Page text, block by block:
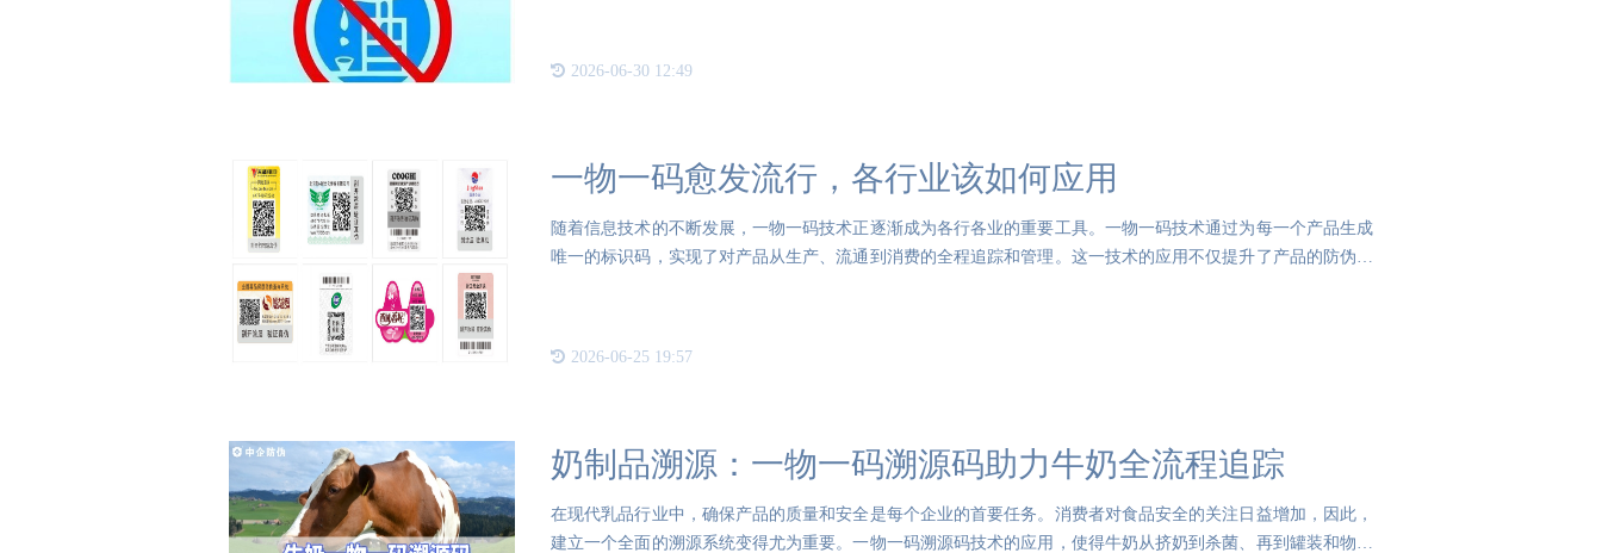
2026-06-30 12:49
一物一码愈发流行，各行业该如何应用
随着信息技术的不断发展，一物一码技术正逐渐成为各行各业的重要工具。一物一码技术通过为每一个产品生成
唯一的标识码，实现了对产品从生产、流通到消费的全程追踪和管理。这一技术的应用不仅提升了产品的防伪能
2026-06-25 19:57
奶制品溯源：一物一码溯源码助力牛奶全流程追踪
在现代乳品行业中，确保产品的质量和安全是每个企业的首要任务。消费者对食品安全的关注日益增加，因此，
建立一个全面的溯源系统变得尤为重要。一物一码溯源码技术的应用，使得牛奶从挤奶到杀菌、再到罐装和物流